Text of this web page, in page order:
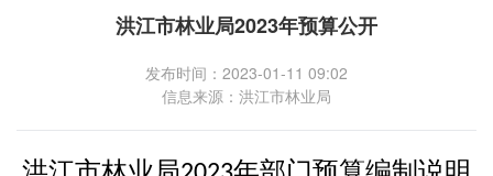
洪江市林业局2023年预算公开
发布时间：2023-01-11 09:02
信息来源：洪江市林业局